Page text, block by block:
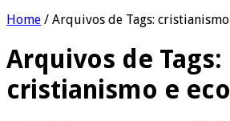
Home / Arquivos de Tags:
Arquivos de Tags:
cristianismo e